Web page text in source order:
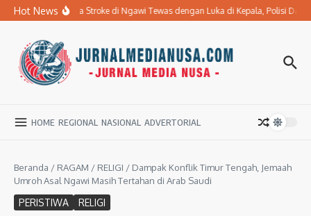
Lewati ke konten
Hot News
Ibu Penderita Stroke di Ngawi Tewas dengan Luka di Kepala, Polisi
HOME REGIONAL NASIONAL ADVERTORIAL
Beranda / RAGAM / RELIGI / Dampak Konflik Timur Tengah, Jemaah
Umroh Asal Ngawi Masih Tertahan di Arab Saudi
PERISTIWA RELIGI